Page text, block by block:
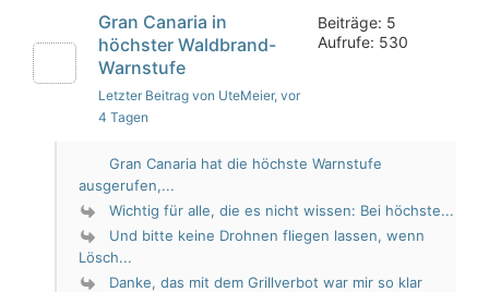
Gran Canaria in
höchster Waldbrand-
Warnstufe
Letzter Beitrag von UteMeier, vor
4 Tagen
Beiträge: 5
Aufrufe: 530
Gran Canaria hat die höchste Warnstufe
ausgerufen,...
Wichtig für alle, die es nicht wissen: Bei höchste...
Und bitte keine Drohnen fliegen lassen, wenn
Lösch...
Danke, das mit dem Grillverbot war mir so klar